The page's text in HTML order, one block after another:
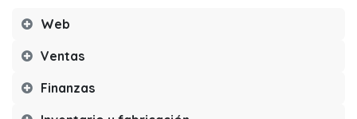
Web
Ventas
Finanzas